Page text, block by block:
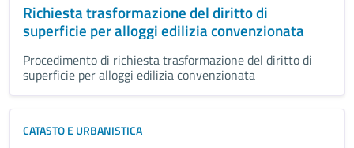
Richiesta trasformazione del diritto di
superficie per alloggi edilizia convenzionata
Procedimento di richiesta trasformazione del diritto di
superficie per alloggi edilizia convenzionata
CATASTO E URBANISTICA